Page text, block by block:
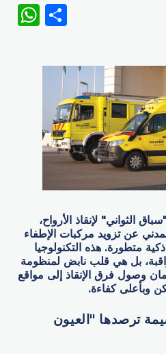
WhatsApp
لإنقاذ الأرواح،
عن تزويد مركبات الإطفاء
متطورة. هذه التكنولوجيا
بل هي قلب نابض لمنظومة
وصول فرق الإنقاذ إلى مواقع
وبأعلى كفاءة.
ترصدها "العيون